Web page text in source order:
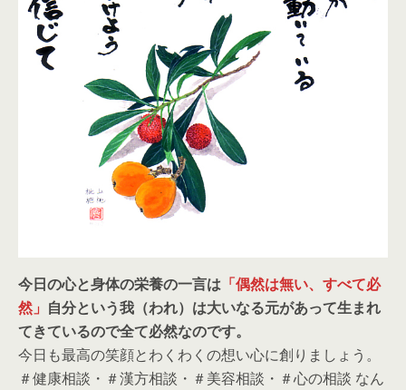
今日の心と身体の栄養の一言は 「偶然は無い、すべて必
然」 自分という我（われ）は大いなる元があって生まれ
てきているので全て必然なのです。
今日も最高の笑顔とわくわくの想い心に創りましょう。
＃健康相談・＃漢方相談・＃美容相談・＃心の相談 なん